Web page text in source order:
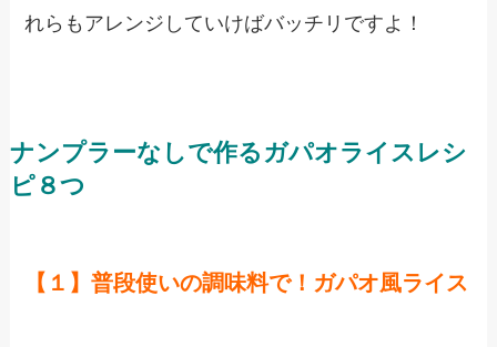
れらもアレンジしていけばバッチリですよ！
ナンプラーなしで作るガパオライスレシ
ピ８つ
【１】普段使いの調味料で！ガパオ風ライス